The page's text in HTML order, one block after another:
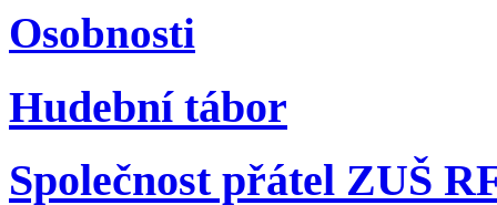
Osobnosti
Hudební tábor
Společnost přátel ZUŠ